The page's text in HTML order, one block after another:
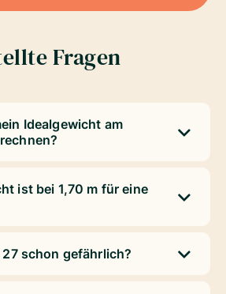
Fragen
Idealgewicht am
ist bei 1,70 m für eine
schon gefährlich?